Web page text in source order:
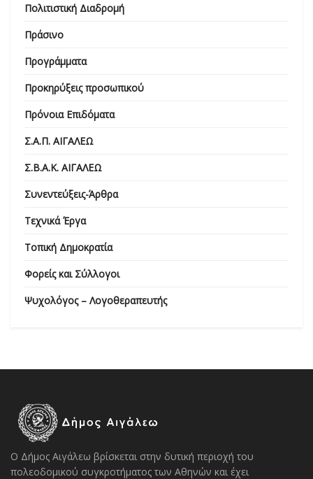
Πολιτιστική Διαδρομή
Πράσινο
Προγράμματα
Προκηρύξεις προσωπικού
Πρόνοια Επιδόματα
Σ.Α.Π. ΑΙΓΑΛΕΩ
Σ.Β.Α.Κ. ΑΙΓΑΛΕΩ
Συνεντεύξεις-Άρθρα
Τεχνικά Έργα
Τοπική Δημοκρατία
Φορείς και Σύλλογοι
Ψυχολόγος – Λογοθεραπευτής
Ο Δήμος Αιγάλεω βρίσκεται στην δυτική περιοχή του
πολεοδομικού συγκροτήματος των Αθηνών και έχει